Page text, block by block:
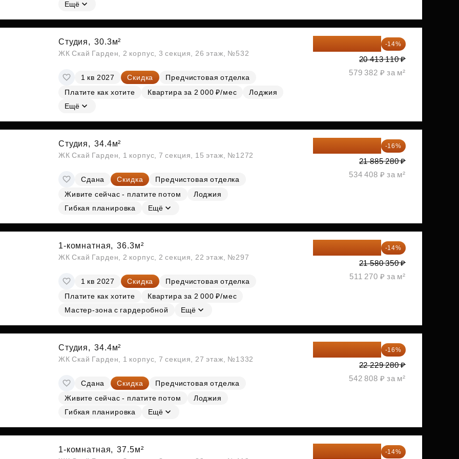
Субсидии
Ещё
Студия, 30.3м²
ЖК Скай Гарден, 2 корпус, 3 секция, 26 этаж, №532
1 кв 2027 Скидка
Предчистовая отделка
Платите как хотите
Квартира за 2 000 ₽/мес
Лоджия
Ещё
-14%
20 413 110 ₽
579 382 ₽ за м²
Студия, 34.4м²
ЖК Скай Гарден, 1 корпус, 7 секция, 15 этаж, №1272
Сдана Скидка
Предчистовая отделка
Живите сейчас - платите потом
Лоджия
Гибкая планировка
Ещё
-16%
21 885 280 ₽
534 408 ₽ за м²
1-комнатная, 36.3м²
ЖК Скай Гарден, 2 корпус, 2 секция, 22 этаж, №297
1 кв 2027 Скидка
Предчистовая отделка
Платите как хотите
Квартира за 2 000 ₽/мес
Мастер-зона с гардеробной
Ещё
-14%
21 580 350 ₽
511 270 ₽ за м²
Студия, 34.4м²
ЖК Скай Гарден, 1 корпус, 7 секция, 27 этаж, №1332
Сдана Скидка
Предчистовая отделка
Живите сейчас - платите потом
Лоджия
Гибкая планировка
Ещё
-16%
22 229 280 ₽
542 808 ₽ за м²
1-комнатная, 37.5м² -14%